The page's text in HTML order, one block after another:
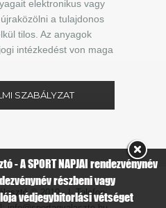
elektronikus vagy
a tulajdonos
tilos. Az anyagok
intézkedést von maga
SZABÁLYZAT
© 2019 | Telefon:
- A SPORT NAPJAI rendezvénynév
részbeni vagy
védjegybitorlási vétséget